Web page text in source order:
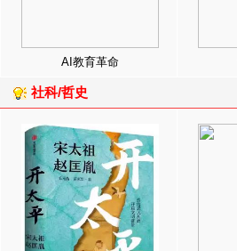
AI教育革命
社科/哲史